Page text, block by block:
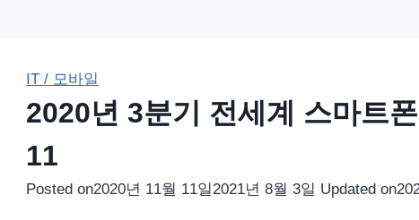
IT / 모바일
2020년 3분기 전세계 스마트
11
Posted on2020년 11월 11일2021년 8월 3일 Updated on